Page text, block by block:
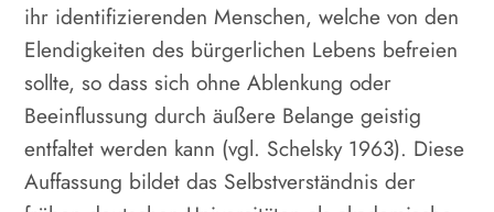
ihr identifizierenden Menschen, welche von den
Elendigkeiten des bürgerlichen Lebens befreien
sollte, so dass sich ohne Ablenkung oder
Beeinflussung durch äußere Belange geistig
entfaltet werden kann (vgl. Schelsky 1963). Diese
Auffassung bildet das Selbstverständnis der